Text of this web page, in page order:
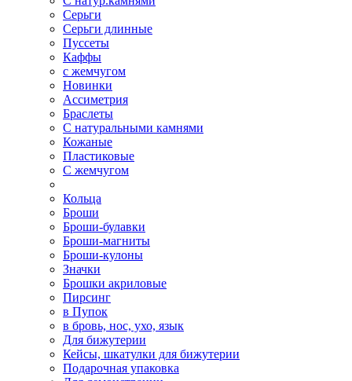
Серьги
Серьги длинные
Пуссеты
Каффы
с жемчугом
Новинки
Ассиметрия
Браслеты
С натуральными камнями
Кожаные
Пластиковые
С жемчугом
Кольца
Броши
Броши-булавки
Броши-магниты
Броши-кулоны
Значки
Брошки акриловые
Пирсинг
в Пупок
в бровь, нос, ухо, язык
Для бижутерии
Кейсы, шкатулки для бижутерии
Подарочная упаковка